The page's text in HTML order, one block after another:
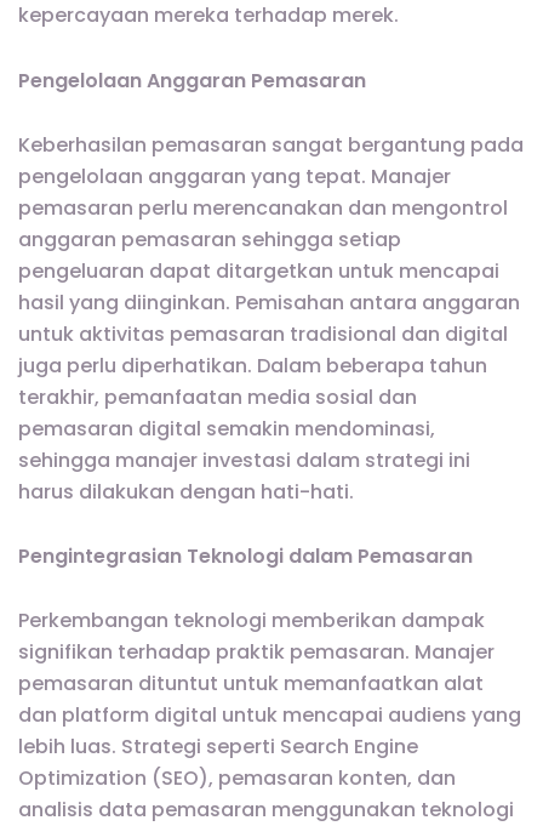
kepercayaan mereka terhadap merek.
Pengelolaan Anggaran Pemasaran
Keberhasilan pemasaran sangat bergantung pada
pengelolaan anggaran yang tepat. Manajer
pemasaran perlu merencanakan dan mengontrol
anggaran pemasaran sehingga setiap
pengeluaran dapat ditargetkan untuk mencapai
hasil yang diinginkan. Pemisahan antara anggaran
untuk aktivitas pemasaran tradisional dan digital
juga perlu diperhatikan. Dalam beberapa tahun
terakhir, pemanfaatan media sosial dan
pemasaran digital semakin mendominasi,
sehingga manajer investasi dalam strategi ini
harus dilakukan dengan hati-hati.
Pengintegrasian Teknologi dalam Pemasaran
Perkembangan teknologi memberikan dampak
signifikan terhadap praktik pemasaran. Manajer
pemasaran dituntut untuk memanfaatkan alat
dan platform digital untuk mencapai audiens yang
lebih luas. Strategi seperti Search Engine
Optimization (SEO), pemasaran konten, dan
analisis data pemasaran menggunakan teknologi